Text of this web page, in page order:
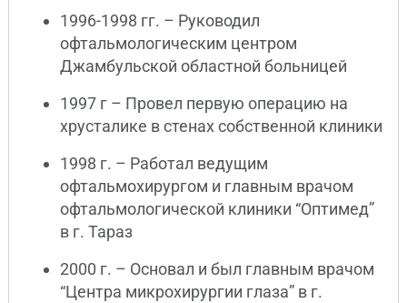
1996-1998 гг. – Руководил
офтальмологическим центром
Джамбульской областной больницей
1997 г – Провел первую операцию на
хрусталике в стенах собственной клиники
1998 г. – Работал ведущим
офтальмохирургом и главным врачом
офтальмологической клиники “Оптимед”
в г. Тараз
2000 г. – Основал и был главным врачом
“Центра микрохирургии глаза” в г.